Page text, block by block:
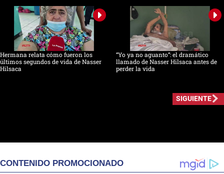
Hermana relata cómo fueron los
últimos segundos de vida de Nasser
Hilsaca
“Yo ya no aguanto”: el dramático
llamado de Nasser Hilsaca antes de
perder la vida
SIGUIENTE
CONTENIDO PROMOCIONADO